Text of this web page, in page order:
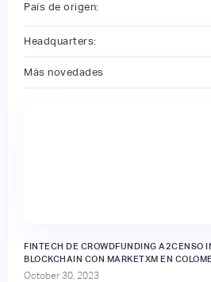
País de origen:
Headquarters:
Más novedades
FINTECH DE CROWDFUNDING A2CENSO
BLOCKCHAIN CON MARKETXM EN
October 30, 2023